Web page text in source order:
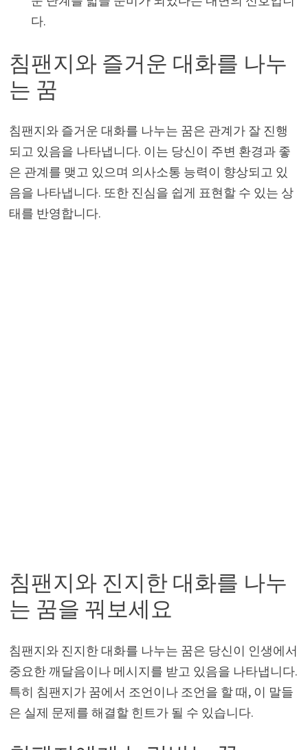
다.
침팬지와 즐거운 대화를 나누
는 꿈
침팬지와 즐거운 대화를 나누는 꿈은 관계가 잘 진행
되고 있음을 나타냅니다. 이는 당신이 주변 환경과 좋
은 관계를 맺고 있으며 의사소통 능력이 향상되고 있
음을 나타냅니다. 또한 진심을 쉽게 표현할 수 있는 상
태를 반영합니다.
침팬지와 진지한 대화를 나누
는 꿈을 꿔보세요
침팬지와 진지한 대화를 나누는 꿈은 당신이 인생에서
중요한 깨달음이나 메시지를 받고 있음을 나타냅니다.
특히 침팬지가 꿈에서 조언이나 조언을 할 때, 이 말들
은 실제 문제를 해결할 힌트가 될 수 있습니다.